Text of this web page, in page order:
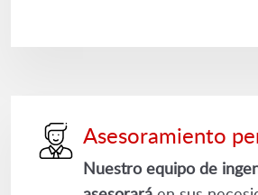
Asesoramiento
Nuestro equipo de